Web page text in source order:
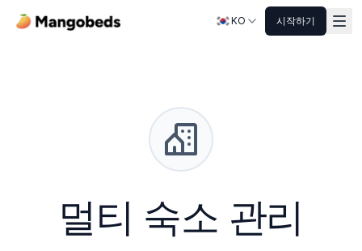
KO 시작하기
멀티 숙소 관리